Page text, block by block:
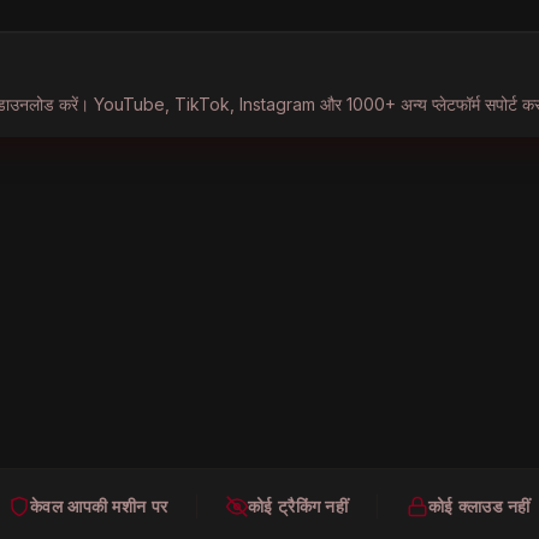
करें। YouTube, TikTok, Instagram और 1000+ अन्य प्लेटफॉर्म सपोर्ट
केवल आपकी मशीन पर कोई ट्रैकिंग नहीं कोई क्लाउड नहीं